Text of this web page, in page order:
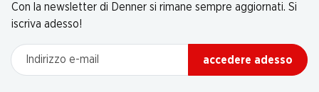
Con la newsletter di Denner si rimane sempre aggiornati. Si
iscriva adesso!
Indirizzo e-mail
accedere adesso